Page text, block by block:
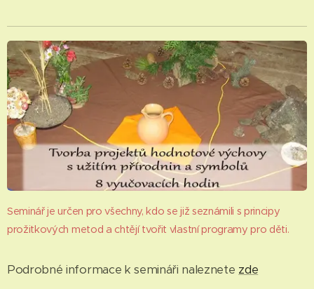
Seminář je určen pro všechny, kdo se již seznámili s principy
prožitkových metod a chtějí tvořit vlastní programy pro děti.
Podrobné informace k semináři naleznete zde